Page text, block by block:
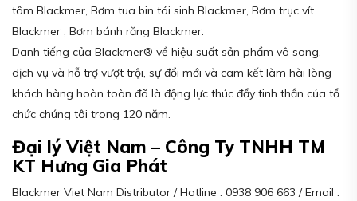
tâm Blackmer, Bơm tua bin tái sinh Blackmer, Bơm trục vít
Blackmer , Bơm bánh răng Blackmer.
Danh tiếng của Blackmer® về hiệu suất sản phẩm vô song,
dịch vụ và hỗ trợ vượt trội, sự đổi mới và cam kết làm hài lòng
khách hàng hoàn toàn đã là động lực thúc đẩy tinh thần của tổ
chức chúng tôi trong 120 năm.
Đại lý Việt Nam – Công Ty TNHH TM
KT Hưng Gia Phát
Blackmer Viet Nam Distributor / Hotline : 0938 906 663 / Email :